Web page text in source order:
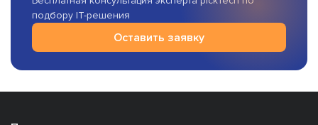
подбору IT-решения
Оставить заявку